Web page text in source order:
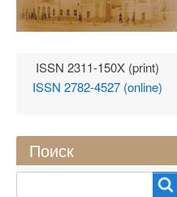
ISSN 2311-150X (print)
ISSN 2782-4527 (online)
Поиск